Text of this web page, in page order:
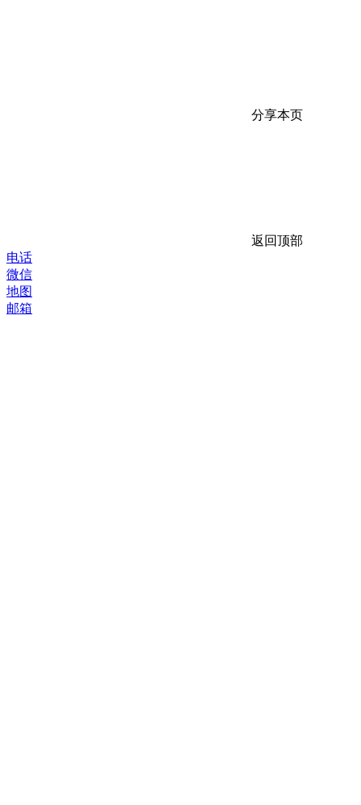
分享本页
返回顶部
电话
微信
地图
邮箱